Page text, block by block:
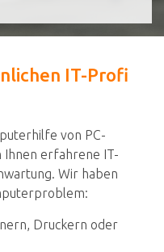
IT-Profi
von PC-
Ihnen erfahrene IT-
Wir haben
Druckern oder